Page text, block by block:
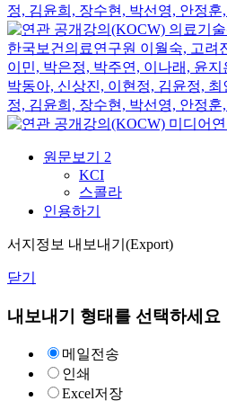
정, 김윤희, 장수현, 박선영, 안정훈,
의료기
한국보건의료연구원 이월숙, 고려
이민, 박은정, 박주연, 이나래, 윤
박동아, 신상진, 이현정, 김윤정,
정, 김윤희, 장수현, 박선영, 안정훈,
미디어
원문보기 2
KCI
스콜라
인용하기
서지정보 내보내기(Export)
닫기
내보내기 형태를 선택하세요
메일전송
인쇄
Excel저장